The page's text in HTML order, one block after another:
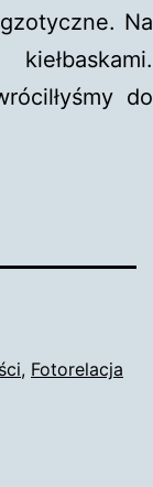
Na
do
, Fotorelacja